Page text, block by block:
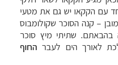
עם הקקאו יש גם את מטעי
– קנה הסוכר שקולומבוס
בהבאתם. שתיתי מיץ סוכר
לאורך הים לעבר החוף